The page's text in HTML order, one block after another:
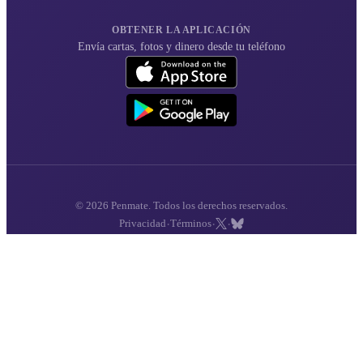
OBTENER LA APLICACIÓN
Envía cartas, fotos y dinero desde tu teléfono
© 2026 Penmate. Todos los derechos reservados.
Privacidad ·Términos· ·